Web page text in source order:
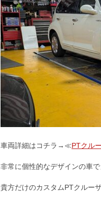
車両詳細はコチラ→≪PTクル
非常に個性的なデザインの車
貴方だけのカスタムPTクルー